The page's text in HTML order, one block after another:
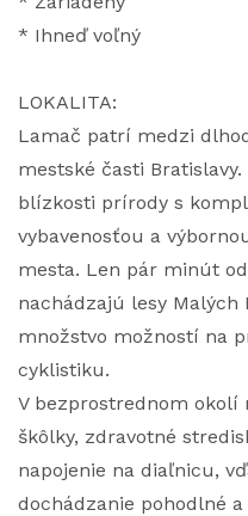
* Ihneď voľný
LOKALITA:
Lamač patrí medzi
mestské časti
blízkosti prírody s
vybavenosťou a
mesta. Len pár minút
nachádzajú lesy
množstvo možností na
cyklistiku.
V bezprostrednom okolí
škôlky, zdravotné
napojenie na diaľnicu,
dochádzanie pohodlné